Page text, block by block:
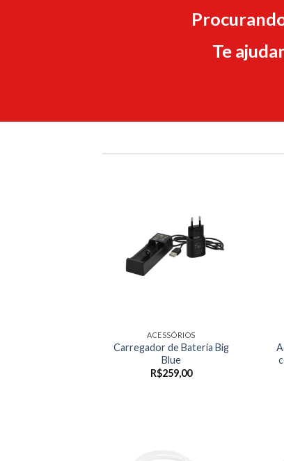
Te
ACESSÓRIOS
Carregador de Bateria Big
Blue
R$259,00